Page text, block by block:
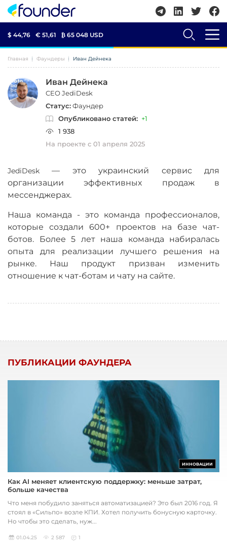
$ 44,76 € 51,61 ₿ 65 048 USD
Главная Фаундеры Иван Дейнека
Иван Дейнека
CEO JediDesk
Статус:Фаундер
Опубликовано статей: +1
1 938
На проекте с 01 апреля 2025
JediDesk— это украинский сервис для
организации эффективных продаж в
мессенджерах.
Наша команда - это команда профессионалов,
которые создали 600+ проектов на базе чат-
ботов. Более 5 лет наша команда набиралась
опыта для реализации лучшего решения на
рынке. Наш продукт призван изменить
отношение к чат-ботам и чату на сайте.
ПУБЛИКАЦИИ ФАУНДЕРА
ИННОВАЦИИ
Как AI меняет клиентскую поддержку: меньше затрат,
больше качества
Что меня побудило заняться автоматизацией? Это был 2016 год. Я
стоял в «Сильпо» возле КПИ. Хотел получить бонусную карточку.
Но чтобы это сделать, нуж...
01.04.25 2 587 1